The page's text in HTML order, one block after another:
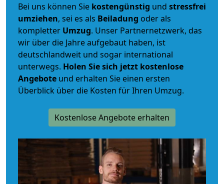
Bei uns können Sie kostengünstig und stressfrei
umziehen, sei es als Beiladung oder als
kompletter Umzug. Unser Partnernetzwerk, das
wir über die Jahre aufgebaut haben, ist
deutschlandweit und sogar international
unterwegs. Holen Sie sich jetzt kostenlose
Angebote und erhalten Sie einen ersten
Überblick über die Kosten für Ihren Umzug.
Kostenlose Angebote erhalten